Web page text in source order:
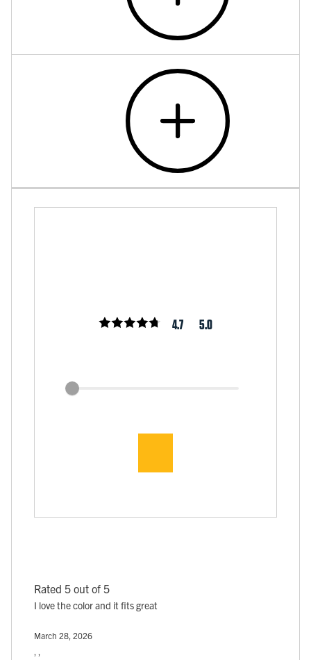
4.7 5.0
Rated 5 out of 5
I love the color and it fits great
March 28, 2026